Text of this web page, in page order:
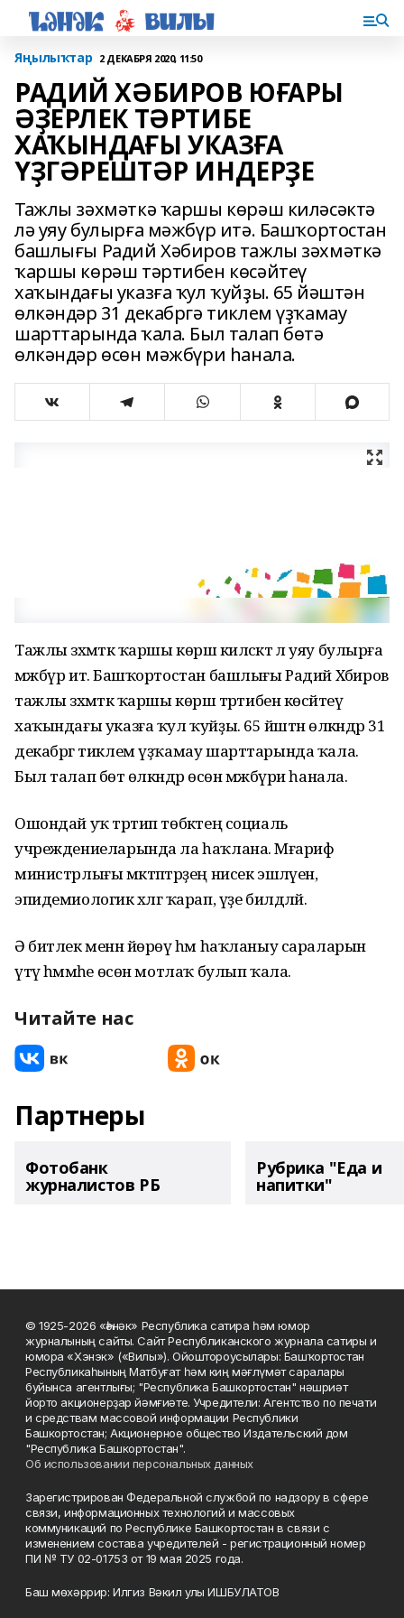
Яңылыҡтар 2 ДЕКАБРЯ 2020, 11:50
РАДИЙ ХӘБИРОВ ЮҒАРЫ
ӘҘЕРЛЕК ТӘРТИБЕ
ХАҠЫНДАҒЫ УКАЗҒА
ҮҘГӘРЕШТӘР ИНДЕРҘЕ
Тажлы зәхмәткә ҡаршы көрәш киләсәктә
лә уяу булырға мәжбүр итә. Башҡортостан
башлығы Радий Хәбиров тажлы зәхмәткә
ҡаршы көрәш тәртибен көсәйтеү
хаҡындағы указға ҡул ҡуйҙы. 65 йәштән
өлкәндәр 31 декабргә тиклем үҙҡамау
шарттарында ҡала. Был талап бөтә
өлкәндәр өсөн мәжбүри һанала.
Тажлы зәхмәткә ҡаршы көрәш киләсәктә лә уяу булырға
мәжбүр итә. Башҡортостан башлығы Радий Хәбиров
тажлы зәхмәткә ҡаршы көрәш тәртибен көсәйтеү
хаҡындағы указға ҡул ҡуйҙы. 65 йәштән өлкәндәр 31
декабргә тиклем үҙҡамау шарттарында ҡала.
Был талап бөтә өлкәндәр өсөн мәжбүри һанала.
Ошондай уҡ тәртип төбәктең социаль
учреждениеларында ла һаҡлана. Мәғариф
министрлығы мәктәптәрҙең нисек эшләүен,
эпидемиологик хәлгә ҡарап, үҙе билдәләй.
Ә битлек менән йөрөү һәм һаҡланыу сараларын
үтәү һәммәһе өсөн мотлаҡ булып ҡала.
Читайте нас
Партнеры
Фотобанк
журналистов РБ
Рубрика "Еда и
напитки"
© 1925-2026 «Һәнәк» Республика сатира һәм юмор
журналының сайты. Сайт Республиканского журнала сатиры и
юмора «Хэнэк» («Вилы»). Ойоштороусылары: Башҡортостан
Республикаһының Матбуғат һәм киң мәғлүмәт саралары
буйынса агентлығы; "Республика Башкортостан" нәшриәт
йорто акционерҙар йәмғиәте. Учредители: Агентство по печати
и средствам массовой информации Республики
Башкортостан; Акционерное общество Издательский дом
"Республика Башкортостан".
Об использовании персональных данных
Зарегистрирован Федеральной службой по надзору в сфере
связи, информационных технологий и массовых
коммуникаций по Республике Башкортостан в связи с
изменением состава учредителей - регистрационный номер
ПИ № ТУ 02-01753 от 19 мая 2025 года.
Баш мөхәррир: Илгиз Вәкил улы ИШБУЛАТОВ